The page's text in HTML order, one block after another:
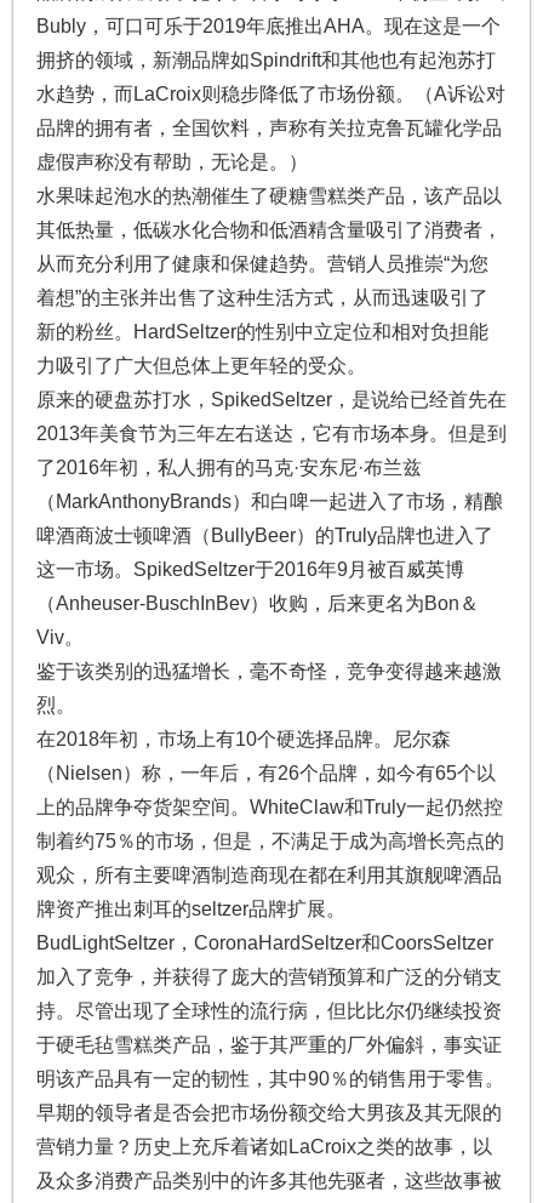
Bubly，可口可乐于2019年底推出AHA。现在这是一个
拥挤的领域，新潮品牌如Spindrift和其他也有起泡苏打
水趋势，而LaCroix则稳步降低了市场份额。（A诉讼对
品牌的拥有者，全国饮料，声称有关拉克鲁瓦罐化学品
虚假声称没有帮助，无论是。）
水果味起泡水的热潮催生了硬糖雪糕类产品，该产品以
其低热量，低碳水化合物和低酒精含量吸引了消费者，
从而充分利用了健康和保健趋势。营销人员推崇“为您
着想”的主张并出售了这种生活方式，从而迅速吸引了
新的粉丝。HardSeltzer的性别中立定位和相对负担能
力吸引了广大但总体上更年轻的受众。
原来的硬盘苏打水，SpikedSeltzer，是说给已经首先在
2013年美食节为三年左右送达，它有市场本身。但是到
了2016年初，私人拥有的马克·安东尼·布兰兹
（MarkAnthonyBrands）和白啤一起进入了市场，精酿
啤酒商波士顿啤酒（BullyBeer）的Truly品牌也进入了
这一市场。SpikedSeltzer于2016年9月被百威英博
（Anheuser-BuschInBev）收购，后来更名为Bon＆
Viv。
鉴于该类别的迅猛增长，毫不奇怪，竞争变得越来越激
烈。
在2018年初，市场上有10个硬选择品牌。尼尔森
（Nielsen）称，一年后，有26个品牌，如今有65个以
上的品牌争夺货架空间。WhiteClaw和Truly一起仍然控
制着约75％的市场，但是，不满足于成为高增长亮点的
观众，所有主要啤酒制造商现在都在利用其旗舰啤酒品
牌资产推出刺耳的seltzer品牌扩展。
BudLightSeltzer，CoronaHardSeltzer和CoorsSeltzer
加入了竞争，并获得了庞大的营销预算和广泛的分销支
持。尽管出现了全球性的流行病，但比比尔仍继续投资
于硬毛毡雪糕类产品，鉴于其严重的厂外偏斜，事实证
明该产品具有一定的韧性，其中90％的销售用于零售。
早期的领导者是否会把市场份额交给大男孩及其无限的
营销力量？历史上充斥着诸如LaCroix之类的故事，以
及众多消费产品类别中的许多其他先驱者，这些故事被